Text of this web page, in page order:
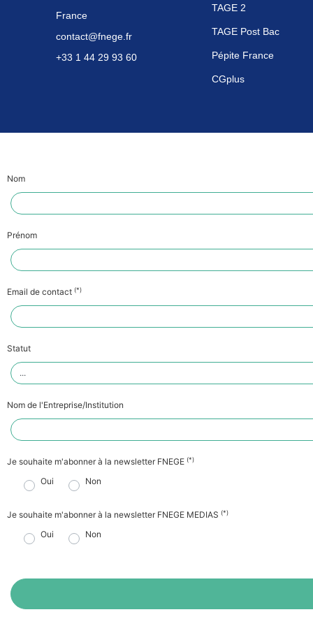
France
contact@fnege.fr
+33 1 44 29 93 60
TAGE 2
TAGE Post Bac
Pépite France
CGplus
Nom
Prénom
Email de contact (*)
Statut
Nom de l'Entreprise/Institution
Je souhaite m'abonner à la newsletter FNEGE (*)
Oui Non
Je souhaite m'abonner à la newsletter FNEGE MEDIAS (*)
Oui Non